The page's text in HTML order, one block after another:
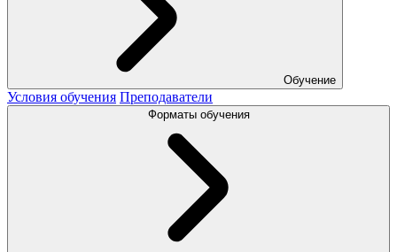
Обучение
Условия обучения Преподаватели
Форматы обучения